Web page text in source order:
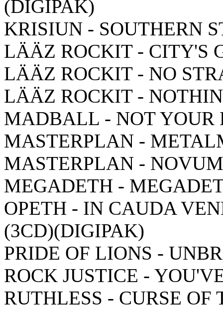
(DIGIPAK)
KRISIUN - SOUTHERN
LÄÄZ ROCKIT - CITY'S
LÄÄZ ROCKIT - NO
LÄÄZ ROCKIT -
MADBALL - NOT YOUR
MASTERPLAN -
MASTERPLAN -
MEGADETH -
OPETH - IN CAUDA
(3CD)(DIGIPAK)
PRIDE OF LIONS -
ROCK JUSTICE -
RUTHLESS - CURSE OF